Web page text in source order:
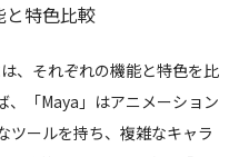
と特色比較
、それぞれの機能と特色を比
、「Maya」はアニメーション
ツールを持ち、複雑なキャラ